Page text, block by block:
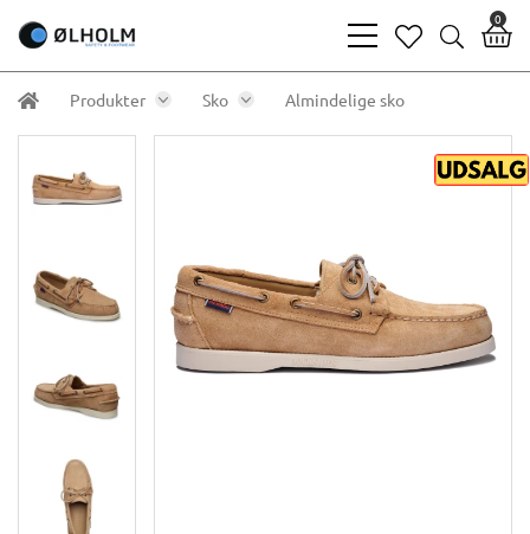
bars
light
heart
search
0
Produkter Sko Almindelige sko